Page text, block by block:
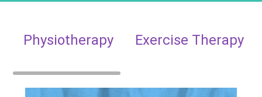
Physiotherapy Exercise Therapy